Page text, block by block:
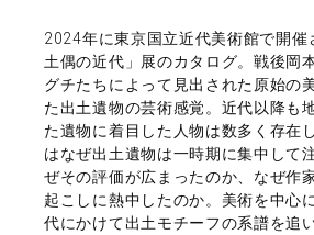
2024年に東京国立近代美術館で開催
土偶の近代」展のカタログ。戦後岡
グチたちによって見出された原始の
た出土遺物の芸術感覚。近代以降も
た遺物に着目した人物は数多く存在
はなぜ出土遺物は一時期に集中して
ぜその評価が広まったのか、なぜ作
起こしに熱中したのか。美術を中心
代にかけて出土モチーフの系譜を追